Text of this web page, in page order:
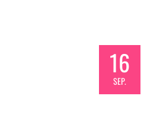
16
SEP.